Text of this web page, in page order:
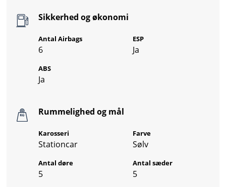
Sikkerhed og økonomi
Antal Airbags
6
ESP
Ja
ABS
Ja
Rummelighed og mål
Karosseri
Stationcar
Farve
Sølv
Antal døre
5
Antal sæder
5